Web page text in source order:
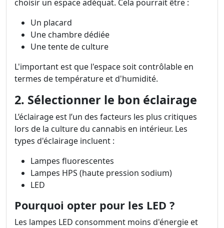
choisir un espace adéquat. Cela pourrait être :
Un placard
Une chambre dédiée
Une tente de culture
L'important est que l'espace soit contrôlable en
termes de température et d'humidité.
2. Sélectionner le bon éclairage
L’éclairage est l’un des facteurs les plus critiques
lors de la culture du cannabis en intérieur. Les
types d'éclairage incluent :
Lampes fluorescentes
Lampes HPS (haute pression sodium)
LED
Pourquoi opter pour les LED ?
Les lampes LED consomment moins d'énergie et